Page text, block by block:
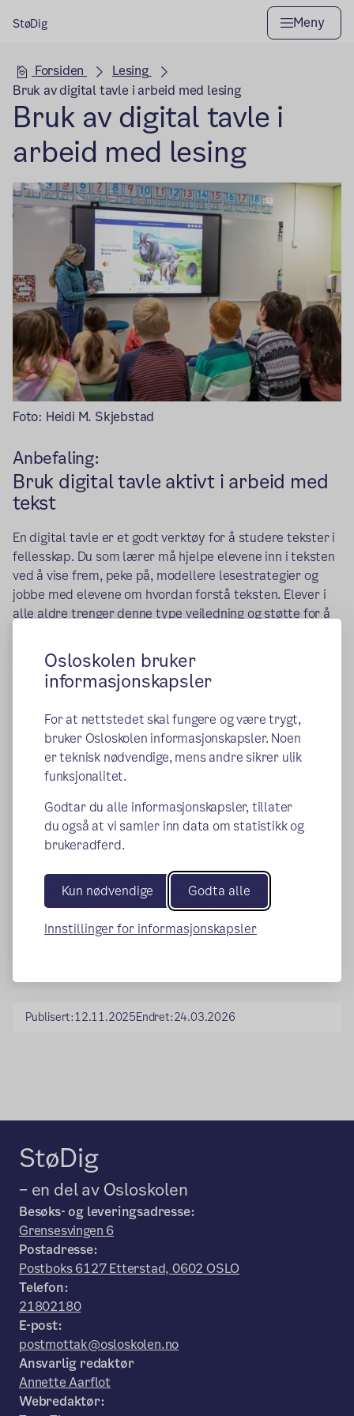
Osloskolen bruker
informasjonskapsler
For at nettstedet skal fungere og være trygt,
bruker Osloskolen informasjonskapsler. Noen
er teknisk nødvendige, mens andre sikrer ulik
funksjonalitet.
Godtar du alle informasjonskapsler, tillater
du også at vi samler inn data om statistikk og
brukeradferd.
Kun nødvendige Godta alle
Innstillinger for informasjonskapsler
StøDig Meny
Hovedseksjon
Forsiden
Lesing
Bruk av digital tavle i arbeid med lesing
Bruk av digital tavle i
arbeid med lesing
Foto: Heidi M. Skjebstad
Anbefaling:
Bruk digital tavle aktivt i arbeid med
tekst
En digital tavle er et godt verktøy for å studere tekster i
fellesskap. Du som lærer må hjelpe elevene inn i teksten
ved å vise frem, peke på, modellere lesestrategier og
jobbe med elevene om hvordan forstå teksten. Elever i
alle aldre trenger denne type veiledning og støtte for å
Hvordan bruke digital tavle i arbeid med tekst
Bruk digital tavle i arbeidet med å forberede et
lesearbeid.Før elevene skal lese en tekst vil mange
ha nytte av visuell støtte. Dere kan for eksempel
snakke om et bilde eller vise frem en liten film som
kan hjelpe elevene inn i tekstens tema.
Studer tekstens oppbygging sammen med
elevene. Bruk den digitale tavlen til å få oversikt
over teksten, og utnytt de digitale mulighetene til å
lede oppmerksomheten mot bestemte deler av
teksten. Det kan være nyttig å zoome inn på ulike
deler av teksten, markere tekst, eller fremheve
elementer som tabeller, illustrasjoner og
Publisert:12.11.2025Endret:24.03.2026
StøDig
– en del av Osloskolen
Besøks- og leveringsadresse:
Grensesvingen 6
Postadresse:
Postboks 6127 Etterstad, 0602 OSLO
Telefon:
21802180
E-post:
postmottak@osloskolen.no
Ansvarlig redaktør
Annette Aarflot
Webredaktør: